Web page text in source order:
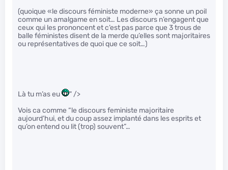
(quoique «le discours féministe moderne» ça sonne un poil
comme un amalgame en soit… Les discours n’engagent que
ceux qui les prononcent et c’est pas parce que 3 trous de
balle féministes disent de la merde qu’elles sont majoritaires
ou représentatives de quoi que ce soit…)
Là tu m’as eu
" />
Vois ca comme “le discours feministe majoritaire
aujourd’hui, et du coup assez implanté dans les esprits et
qu’on entend ou lit (trop) souvent”…